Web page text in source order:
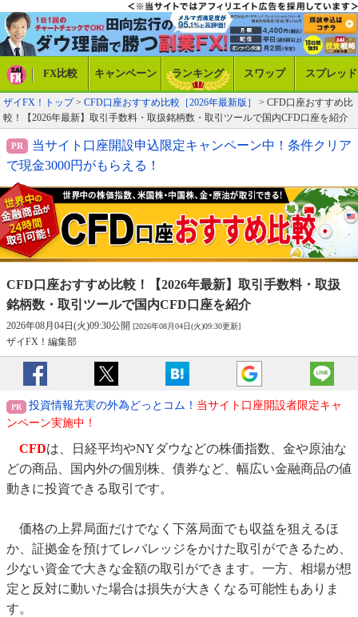
FX比較 キャンペーン ランキング スワップ スプレッド
ザイFX！トップ> CFD口座おすすめ比較［2026年最新版］
> CFD口座おすすめ比
較！【2026年最新】取引手数料・取扱銘柄数・取引ツールで国内CFD口座を紹介
当サイト口座開設申込限定キャンペーン中！条件クリア
で現金3000円がもらえる！
CFD口座おすすめ比較！【2026年最新】取引手数料・取扱
銘柄数・取引ツールで国内CFD口座を紹介
2026年08月04日(火)09:30公開 [2026年08月04日(火)09:30更新]
ザイFX！編集部
投資情報充実の外為どっとコム！ 当サイト口座開設者限定キャ
ンペーン実施中！
CFDは、日経平均やNYダウなどの株価指数、金や原油な
どの商品、国内外の個別株、債券など、幅広い金融商品の値
動きに投資できる取引です。
価格の上昇局面だけでなく下落局面でも収益を狙えるほ
か、証拠金を預けてレバレッジをかけた取引ができるため、
少ない資金で大きな金額の取引ができます。一方、相場が想
定と反対に動いた場合は損失が大きくなる可能性もありま
す。